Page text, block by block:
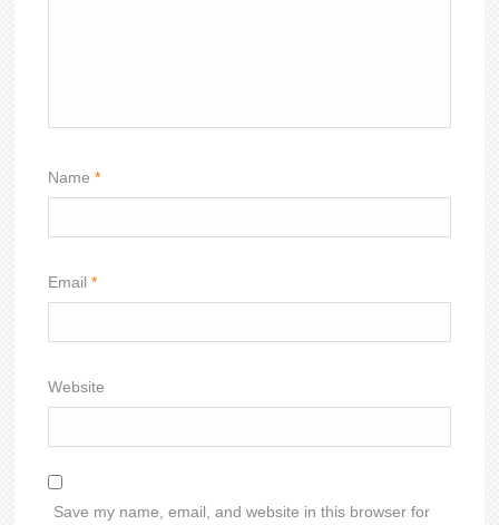
Name*
Email*
Website
Save my name, email, and website in this browser for